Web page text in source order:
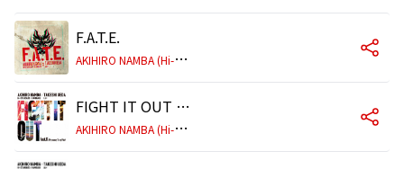
F.A.T.E.
A
KIHIRO NAMBA (Hi-STANDARD / NAMBA69) × TAKESHI UEDA (AA=)
FIGHT IT OUT feat. K (Pay money To my Pain)
A
KIHIRO NAMBA (Hi-STANDARD / NAMBA69) X TAKESHI UEDA (AA=)